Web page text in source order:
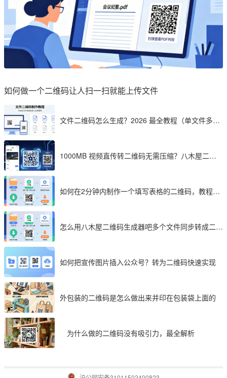
如何做一个二维码让人扫一扫就能上传文件
文件二维码怎么生成？2026 最全教程（单文件多文
1000MB 视频直传转二维码无需压缩？八木屋二维
如何在2分钟内制作一个填写表格的二维码，教程分
怎么用八木屋二维码生成器吧多个文件同步转成二维
如何把宣传图片插入公众号？转为二维码快速实现
外包装的二维码是怎么做出来并印在包装袋上面的
为什么做的二维码没有吸引力，最全解析